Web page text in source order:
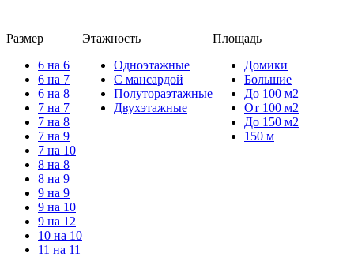
Размер
6 на 6
6 на 7
6 на 8
7 на 7
7 на 8
7 на 9
7 на 10
8 на 8
8 на 9
9 на 9
9 на 10
9 на 12
10 на 10
11 на 11
Этажность
Одноэтажные
С мансардой
Полутораэтажные
Двухэтажные
Площадь
Домики
Большие
До 100 м2
От 100 м2
До 150 м2
150 м